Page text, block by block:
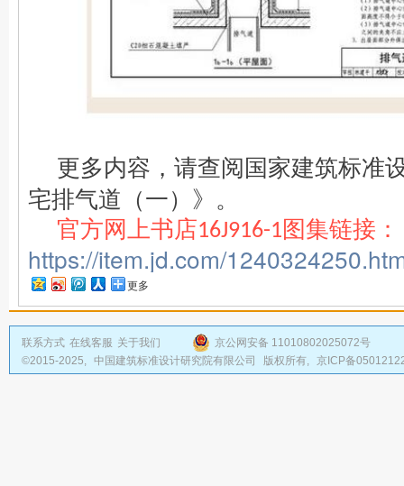
更多内容，请查阅国家建筑标准
宅排气道（一）》 。
官方网上书店16J916-1图集链接 ：
https://item.jd.com/
更多
联系方式 在线客服 关于我们
京公网安备 11010802025072号
©2015-2025, 中国建筑标准设计研究院有限公司 版权所有, 京ICP备